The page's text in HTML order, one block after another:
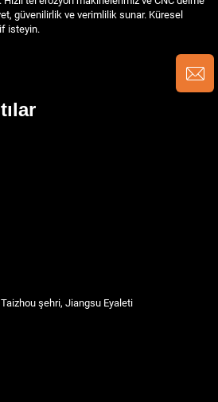
güvenilirlik ve verimlilik sunar. Küresel
isteyin.
şehri, Jiangsu Eyaleti